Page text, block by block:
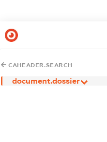
CAHEADER.SEARCH
document.dossier